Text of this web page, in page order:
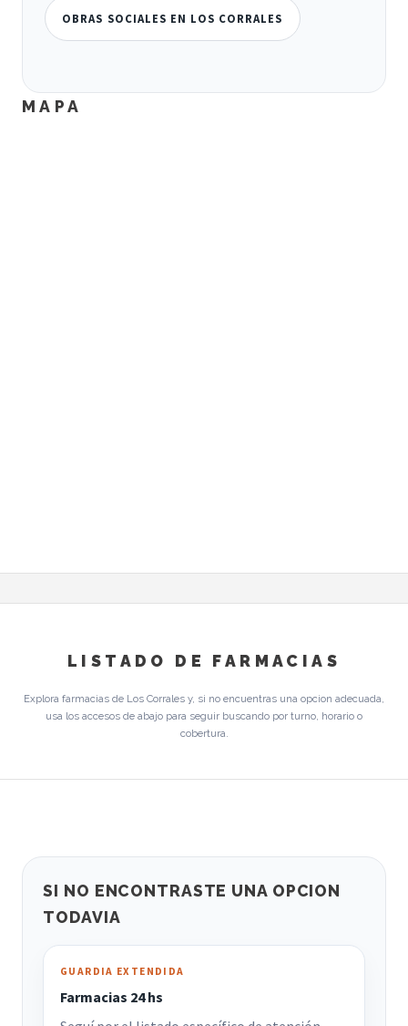
OBRAS SOCIALES EN LOS CORRALES
MAPA
LISTADO DE FARMACIAS
Explora farmacias de Los Corrales y, si no encuentras una opcion adecuada,
usa los accesos de abajo para seguir buscando por turno, horario o
cobertura.
SI NO ENCONTRASTE UNA OPCION
TODAVIA
GUARDIA EXTENDIDA
Farmacias 24 hs